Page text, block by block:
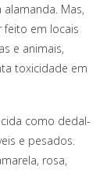
Mas,
feito em locais
e animais,
toxicidade em
como dedal-
e pesados.
rosa,